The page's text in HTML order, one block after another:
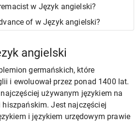
w Język angielski?
of w Język angielski?
angielski
germańskich, które
i ewoluował przez ponad 1400 lat.
używanym językiem na
Jest najczęściej
i językiem urzędowym prawie